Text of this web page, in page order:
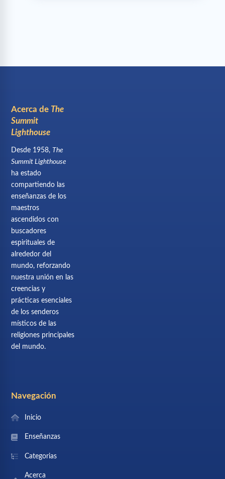
Acerca de The
Summit
Lighthouse
Desde 1958, The
Summit Lighthouse
ha estado
compartiendo las
enseñanzas de los
maestros
ascendidos con
buscadores
espirituales de
alrededor del
mundo, reforzando
nuestra unión en las
creencias y
prácticas esenciales
de los senderos
místicos de las
religiones principales
del mundo.
Navegación
Inicio
Enseñanzas
Categorias
Acerca